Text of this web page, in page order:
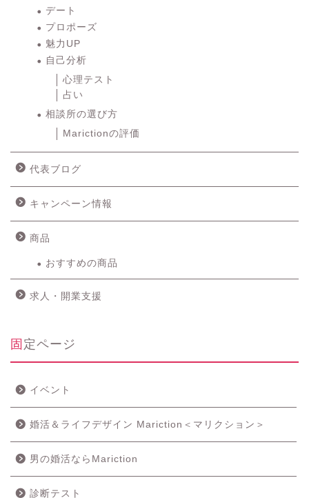
デート
プロポーズ
魅力UP
自己分析
心理テスト
占い
相談所の選び方
Marictionの評価
代表ブログ
キャンペーン情報
商品
おすすめの商品
求人・開業支援
固定ページ
イベント
婚活＆ライフデザイン Mariction＜マリクション＞
男の婚活ならMariction
診断テスト